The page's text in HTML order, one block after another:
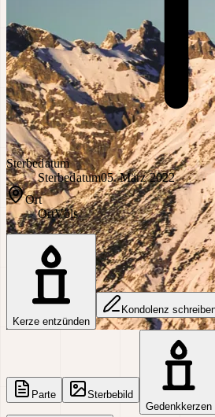
Sterbedatum
Sterbedatum05. März 2022
Ort
OrtVöls
Kerze entzünden
Kondolenz
Parte
Sterbebild
Gedenkkerzen